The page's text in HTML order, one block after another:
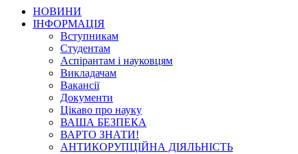
НОВИНИ
ІНФОРМАЦІЯ
Вступникам
Студентам
Аспірантам і науковцям
Викладачам
Вакансії
Документи
Цікаво про науку
ВАША БЕЗПЕКА
ВАРТО ЗНАТИ!
АНТИКОРУПЦІЙНА ДІЯЛЬНІСТЬ